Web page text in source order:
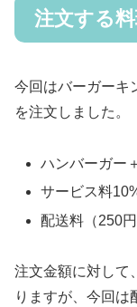
注文する
今回はバーガーキ
を注文しました。
ハンバーガー
サービス料
配送料（250円
注文金額に対して
りますが、今回は